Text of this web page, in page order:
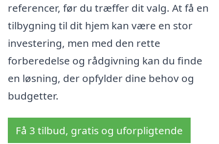
referencer, før du træffer dit valg. At få en
tilbygning til dit hjem kan være en stor
investering, men med den rette
forberedelse og rådgivning kan du finde
en løsning, der opfylder dine behov og
budgetter.
Få 3 tilbud, gratis og uforpligtende